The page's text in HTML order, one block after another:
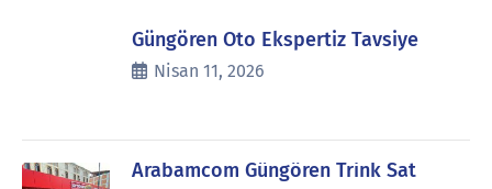
Güngören Oto Ekspertiz Tavsiye
Nisan 11, 2026
Arabamcom Güngören Trink Sat